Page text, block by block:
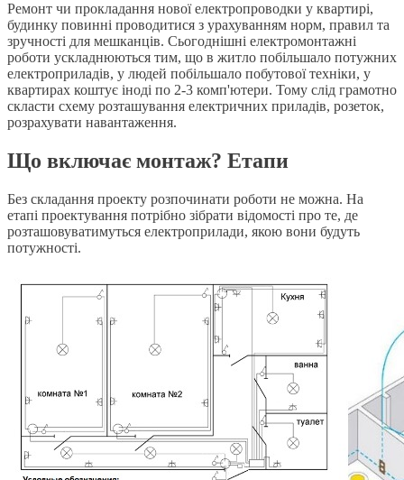
Ремонт чи прокладання нової електропроводки у квартирі,
будинку повинні проводитися з урахуванням норм, правил та
зручності для мешканців. Сьогоднішні електромонтажні
роботи ускладнюються тим, що в житло побільшало потужних
електроприладів, у людей побільшало побутової техніки, у
квартирах коштує іноді по 2-3 комп'ютери. Тому слід грамотно
скласти схему розташування електричних приладів, розеток,
розрахувати навантаження.
Що включає монтаж? Етапи
Без складання проекту розпочинати роботи не можна. На
етапі проектування потрібно зібрати відомості про те, де
розташовуватимуться електроприлади, якою вони будуть
потужності.